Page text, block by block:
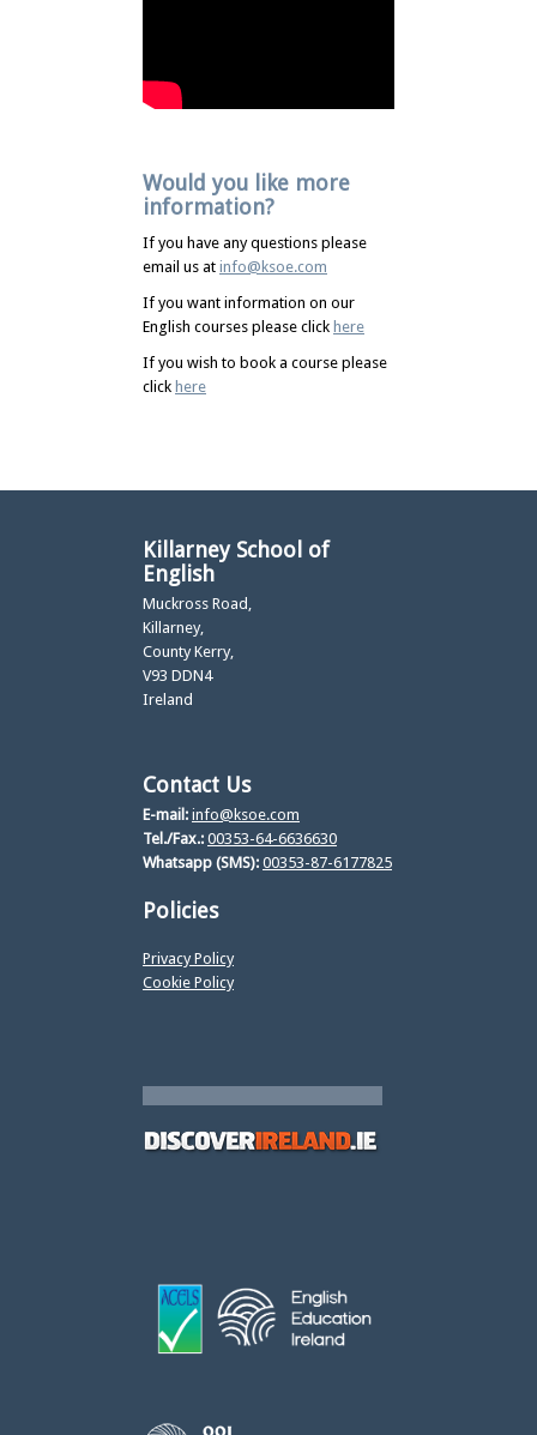
Would you like more
information?
If you have any questions please
email us at info@ksoe.com
If you want information on our
English courses please click here
If you wish to book a course please
click here
Killarney School of
English
Muckross Road,
Killarney,
County Kerry,
V93 DDN4
Ireland
Contact Us
E-mail: info@ksoe.com
Tel./Fax.: 00353-64-6636630
Whatsapp (SMS): 00353-87-6177825
Policies
Privacy Policy
Cookie Policy